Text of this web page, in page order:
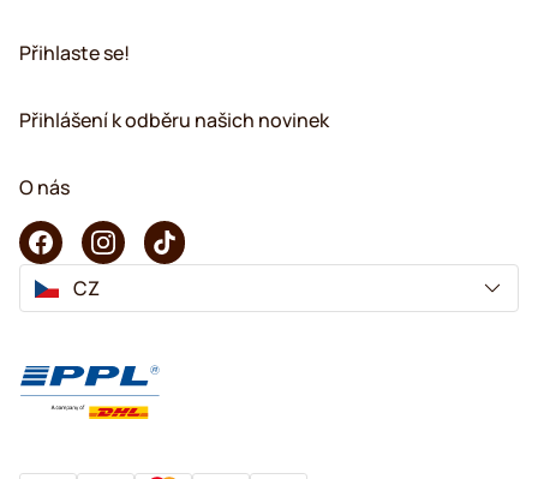
Přihlaste se!
Přihlášení k odběru našich novinek
O nás
CZ